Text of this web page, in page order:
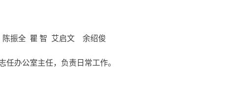
振全 瞿 智 艾启文 余绍俊
张远俊同志任办公室主任，负责日常工作。